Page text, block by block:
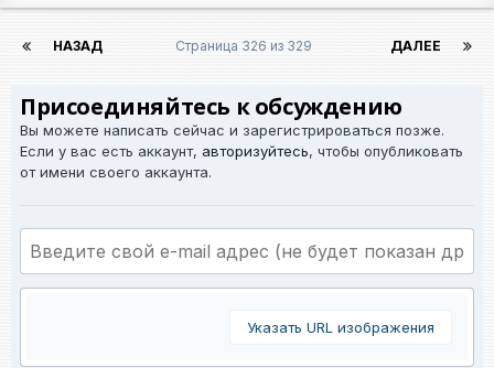
НАЗАД ДАЛЕЕ
Страница 326 из 329
Присоединяйтесь к обсуждению
Вы можете написать сейчас и зарегистрироваться позже.
Если у вас есть аккаунт, авторизуйтесь, чтобы опубликовать
от имени своего аккаунта.
Указать URL изображения